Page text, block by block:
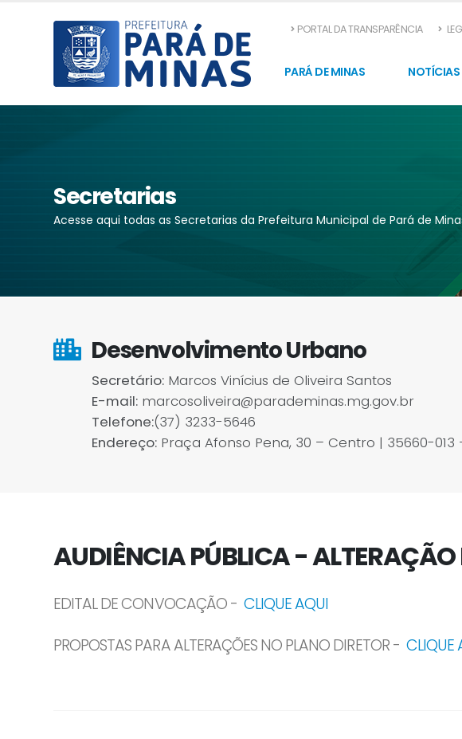
PORTAL DA TRANSPARÊNCIA
PARÁ DE MINAS NOTÍCIAS
Secretarias
Acesse aqui todas as Secretarias da Prefeitura Municipal de Pará de
Desenvolvimento Urbano
Secretário: Marcos Vinícius de Oliveira Santos
E-mail: marcosoliveira@parademinas.mg.gov.br
Telefone:(37) 3233-5646
Endereço: Praça Afonso Pena, 30 – Centro | 35660-013
AUDIÊNCIA PÚBLICA - ALTERAÇÃO
EDITAL DE CONVOCAÇÃO - CLIQUE AQUI
PROPOSTAS PARA ALTERAÇÕES NO PLANO DIRETOR - CLIQUE